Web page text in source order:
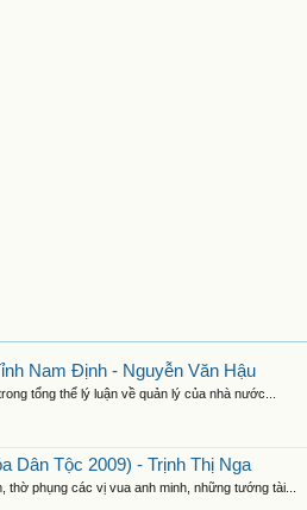
Nam Định - Nguyễn Văn Hậu
tổng thể lý luận về quản lý của nhà nước...
Dân Tộc 2009) - Trịnh Thị Nga
phụng các vị vua anh minh, những tướng tài...